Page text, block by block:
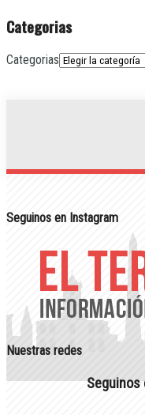
Categorias
Categorias
Seguinos en Instagram
Nuestras redes